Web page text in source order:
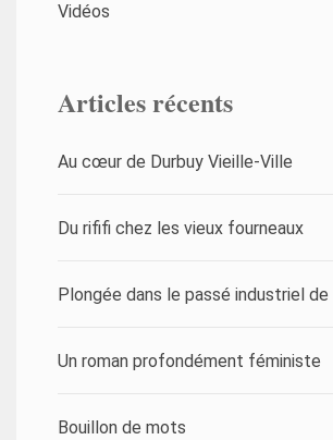
Vidéos
Articles récents
Au cœur de Durbuy Vieille-Ville
Du rififi chez les vieux fourneaux
Plongée dans le passé industriel de
Un roman profondément féministe
Bouillon de mots